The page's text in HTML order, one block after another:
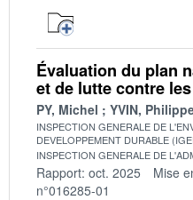
Évaluation du plan
et de lutte contre
PY, Michel YVIN,
INSPECTION GENERALE DE
DEVELOPPEMENT DURABLE
INSPECTION GENERALE DE
Rapport: oct. 2025 Mise
n°016285-01